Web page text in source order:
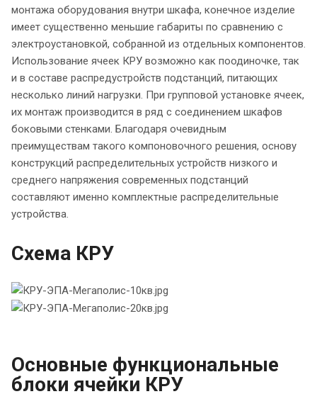
монтажа оборудования внутри шкафа, конечное изделие
имеет существенно меньшие габариты по сравнению с
электроустановкой, собранной из отдельных компонентов.
Использование ячеек КРУ возможно как поодиночке, так
и в составе распредустройств подстанций, питающих
несколько линий нагрузки. При групповой установке ячеек,
их монтаж производится в ряд с соединением шкафов
боковыми стенками. Благодаря очевидным
преимуществам такого компоновочного решения, основу
конструкций распределительных устройств низкого и
среднего напряжения современных подстанций
составляют именно комплектные распределительные
устройства.
Схема КРУ
Основные функциональные
блоки ячейки КРУ